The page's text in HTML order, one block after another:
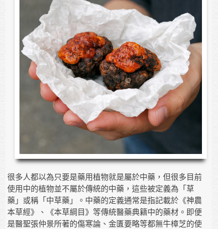
很多人都以為只要是藥用植物就是屬於中藥，但很多目前
使用中的植物並不屬於傳統的中藥，這些被定義為「草
藥」或稱「中草藥」。中藥的定義通常是指記載於《神農
本草經》、《本草綱目》等傳統醫藥典籍中的藥材。即便
是醫聖張仲景所著的傷寒論、金匱要略等都無牛樟芝的使